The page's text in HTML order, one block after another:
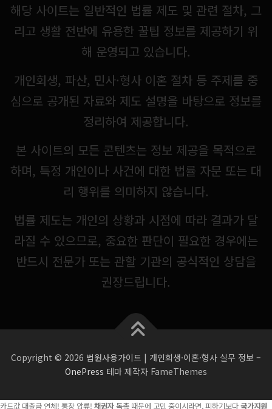
해당 사이트는 일반적인 법률 제도 및 관련 절차, 그
리고 생활 전반에 유용한 꿀팁 정보를 제공하기 위
해 운영되고 있습니다.
개인회생, 파산, 민사·형사 이혼 절차 등 주제를 중
심으로 공개된 자료와 제도 설명을 바탕으로 정보를
정리하여 제공합니다.
본 사이트의 모든 콘텐츠는 정보 제공을 목적으로
하며, 특정 개인이나 사건에 대한 법률 자문 또는 대
리 행위를 의미하지 않습니다.
법률 제도는 개인의 상황과 시점에 따라 결과가 달
라질 수 있으므로, 중요한 판단이 필요한 경우에는
반드시 전문가 또는 관할 기관의 공식적인 상담을
권장드립니다.
Copyright © 2026 법원사용가이드 | 개인회생·이혼·형사 실무 정보 –
OnePress 테마 제작자 FameThemes
카드값 대출금 연체! 통장 압류! 채권자 독촉 때문에 고민 중이시라면, 피하기보다국가지원